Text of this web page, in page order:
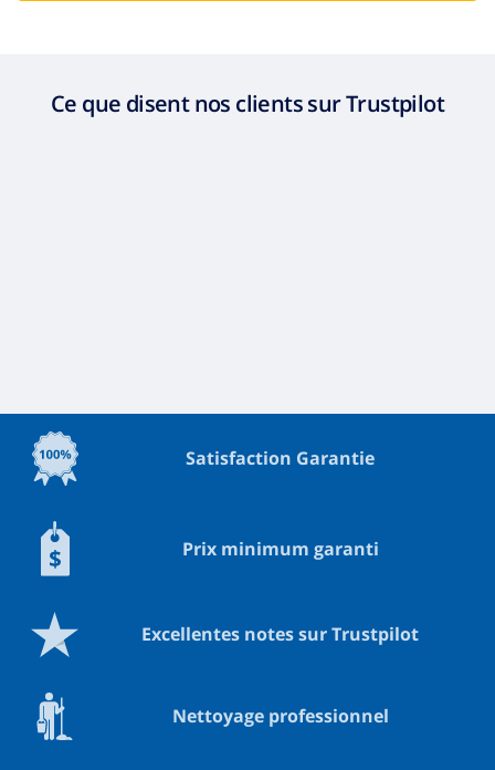
Ce que disent nos clients sur Trustpilot
Satisfaction Garantie
Prix minimum garanti
Excellentes notes sur Trustpilot
Nettoyage professionnel